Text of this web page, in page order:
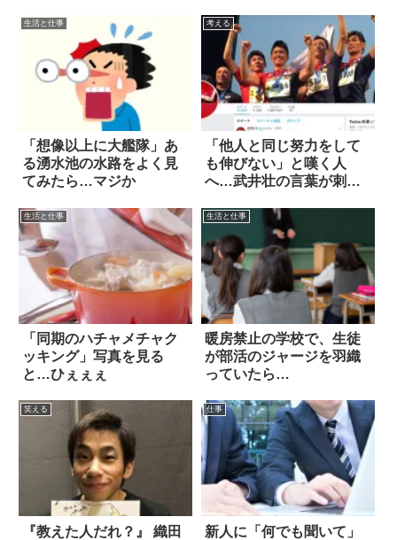
生活と仕事
「想像以上に大艦隊」あ
る湧水池の水路をよく見
てみたら…マジか
考える
「他人と同じ努力をして
も伸びない」と嘆く人
へ…武井壮の言葉が刺さ
生活と仕事
「同期のハチャメチャク
ッキング」写真を見る
と…ひぇぇぇ
生活と仕事
暖房禁止の学校で、生徒
が部活のジャージを羽織
っていたら…
笑える
『教えた人だれ？』 織田
仕事
新人に「何でも聞いて」